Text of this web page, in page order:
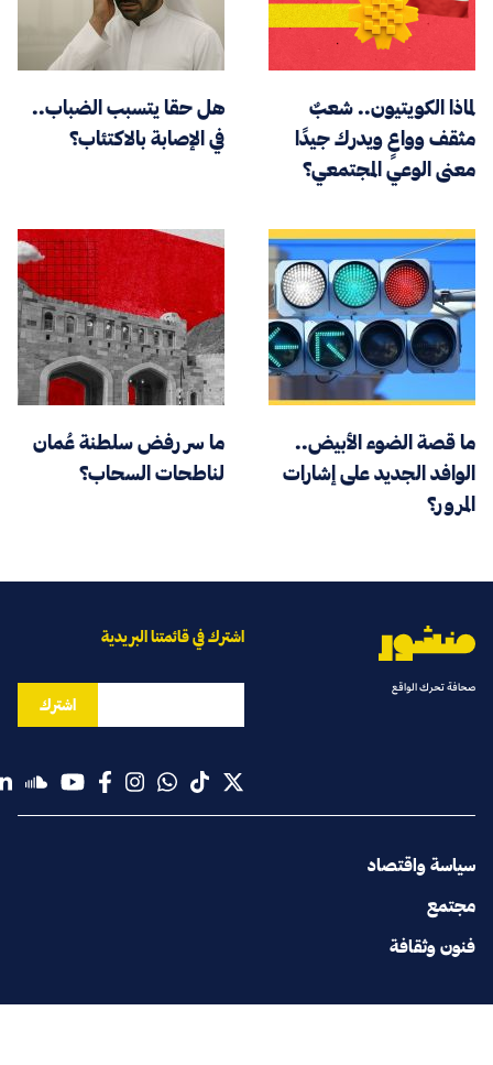
لماذا الكويتيون.. شعبٌ
مثقف وواعٍ ويدرك جيدًا
معنى الوعي المجتمعي؟
هل حقا يتسبب الضباب..
في الإصابة بالاكتئاب؟
ما قصة الضوء الأبيض..
الوافد الجديد على إشارات
المرور؟
ما سر رفض سلطنة عُمان
لناطحات السحاب؟
صحافة تحرك الواقع
سياسة واقتصاد
مجتمع
فنون وثقافة
اشترك في قائمتنا البريدية
اشترك